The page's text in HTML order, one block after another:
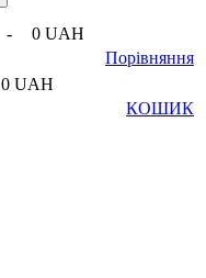
-
0 UAH
Порівняння
0 UAH
КОШИК